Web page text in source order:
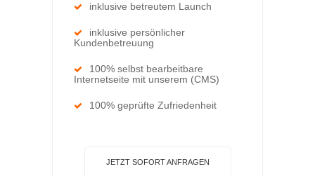
inklusive betreutem Launch
inklusive persönlicher
Kundenbetreuung
100% selbst bearbeitbare
Internetseite mit unserem (CMS)
100% geprüfte Zufriedenheit
JETZT SOFORT ANFRAGEN